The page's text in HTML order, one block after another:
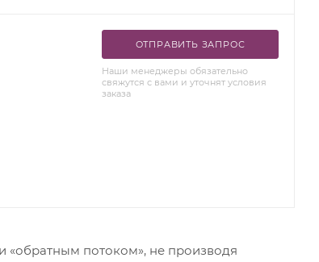
ОТПРАВИТЬ ЗАПРОС
Наши менеджеры обязательно
свяжутся с вами и уточнят условия
заказа
«обратным потоком», не производя